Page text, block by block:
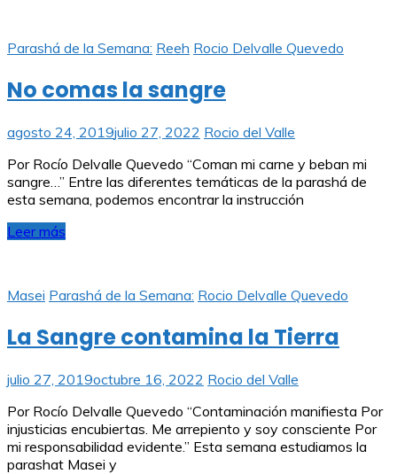
Parashá de la Semana: Reeh Rocio Delvalle Quevedo
No comas la sangre
agosto 24, 2019julio 27, 2022 Rocio del Valle
Por Rocío Delvalle Quevedo “Coman mi carne y beban mi
sangre…” Entre las diferentes temáticas de la parashá de
esta semana, podemos encontrar la instrucción
Leer más
Masei Parashá de la Semana: Rocio Delvalle Quevedo
La Sangre contamina la Tierra
julio 27, 2019octubre 16, 2022 Rocio del Valle
Por Rocío Delvalle Quevedo “Contaminación manifiesta Por
injusticias encubiertas. Me arrepiento y soy consciente Por
mi responsabilidad evidente.” Esta semana estudiamos la
parashat Masei y